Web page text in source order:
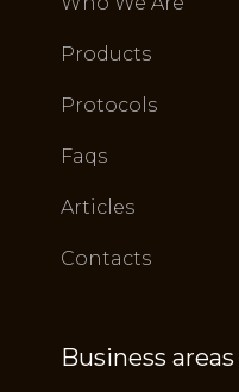
Products
Protocols
Faqs
Articles
Contacts
Business areas